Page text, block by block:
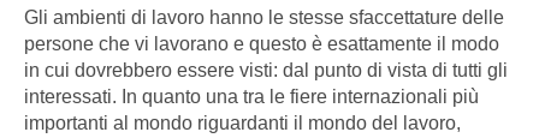
Gli ambienti di lavoro hanno le stesse sfaccettature delle
persone che vi lavorano e questo è esattamente il modo
in cui dovrebbero essere visti: dal punto di vista di tutti gli
interessati. In quanto una tra le fiere internazionali più
importanti al mondo riguardanti il mondo del lavoro,